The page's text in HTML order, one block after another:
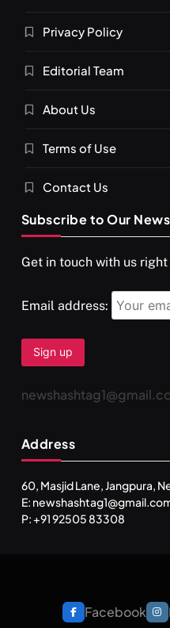
Privacy Policy
Editorial Team
About Us
Terms of Use
Contact Us
Subscribe to Our
Get in touch with us right
Email address:
Address
60, Masjid Lane, Jangpura,
E:
P: +91 92505 83308
Facebook